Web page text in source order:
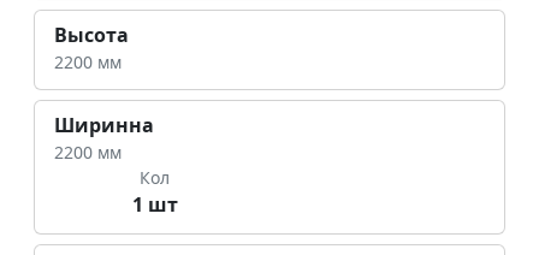
Высота
2200 мм
Ширинна
2200 мм
Кол
1 шт